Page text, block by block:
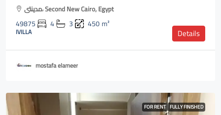
مدينتى، Second New Cairo, Egypt
49875 4 3 450m²
IVILLA Details
mostafa elameer
FOR RENT FULLY FINISHED